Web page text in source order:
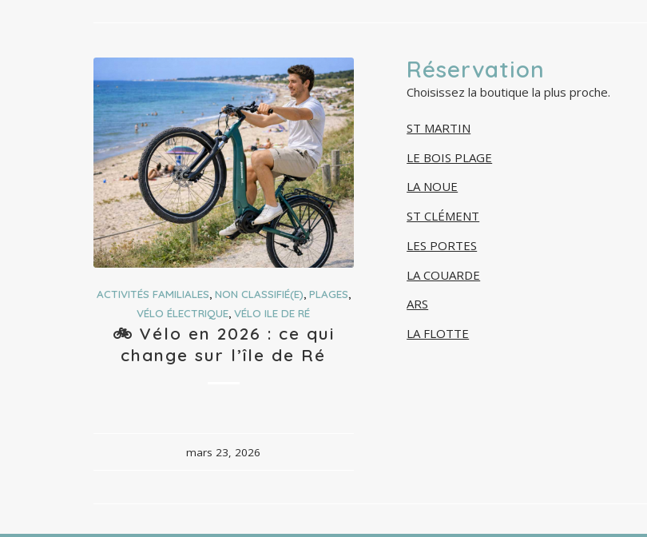
ACTIVITÉS FAMILIALES, NON CLASSIFIÉ(E), PLAGES,
VÉLO ÉLECTRIQUE,VÉLO ILE DE RÉ
🚲 Vélo en 2026 : ce qui
change sur l’île de Ré
mars 23, 2026
Réservation
Choisissez la boutique la plus proche.
ST MARTIN
LE BOIS PLAGE
LA NOUE
ST CLÉMENT
LES PORTES
LA COUARDE
ARS
LA FLOTTE